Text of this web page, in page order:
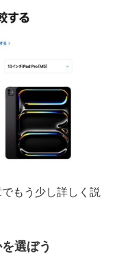
もう少し詳しく説
選ぼう